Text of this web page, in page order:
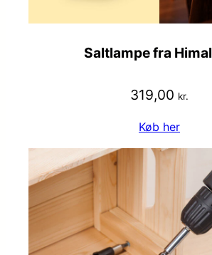
Saltlampe fra
319,00 kr.
Køb her